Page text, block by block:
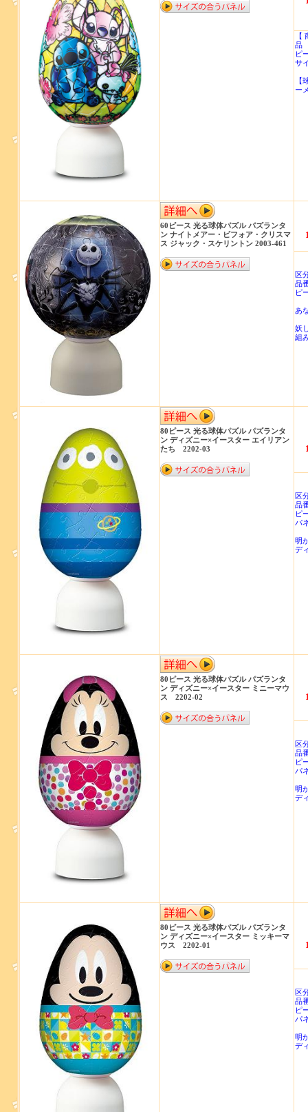
【
品
ピ
サ
【
ー
60ピース 光る球体パズル パズランタ
ン ナイトメアー・ビフォア・クリスマ
ス ジャック・スケリントン 2003-461
区
品
ピ
あ
妖
組
80ピース 光る球体パズル パズランタ
ン ディズニー×イースター エイリアン
たち 2202-03
区
品
ピ
パ
明
デ
80ピース 光る球体パズル パズランタ
ン ディズニー×イースター ミニーマウ
ス 2202-02
区
品
ピ
パ
明
デ
80ピース 光る球体パズル パズランタ
ン ディズニー×イースター ミッキーマ
ウス 2202-01
区
品
ピ
パ
明
デ